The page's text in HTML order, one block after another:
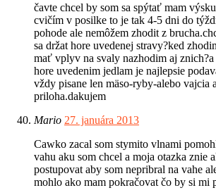
čavte chcel by som sa spýtať mam
cvičím v posilke to je tak 4-5 dni do
pohode ale nemôžem zhodit z
sa držat hore uvedenej stravy?ked
mať vplyv na svaly nazhodim aj znich?a
hore uvedenim jedlam je najlepsie
vždy pisane len mäso-ryby-alebo vajcia
priloha.dakujem
Mario 27. januára 2013
Cawko zacal som stymito vlnami
vahu aku som chcel a moja otazka znie
postupovat aby som nepribral na vahe
mohlo ako mam pokračovat čo by si mi